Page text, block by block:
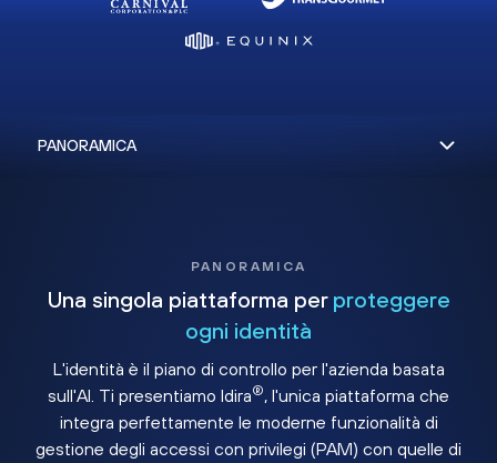
PANORAMICA
Una singola piattaforma per proteggere
ogni identità
L'identità è il piano di controllo per l'azienda basata
sull'AI. Ti presentiamo Idira®, l'unica piattaforma che
integra perfettamente le moderne funzionalità di
gestione degli accessi con privilegi (PAM) con quelle di